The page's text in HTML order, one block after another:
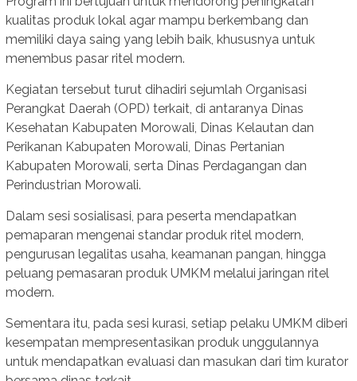
kualitas produk lokal agar mampu berkembang dan
memiliki daya saing yang lebih baik, khususnya untuk
menembus pasar ritel modern.
Kegiatan tersebut turut dihadiri sejumlah Organisasi
Perangkat Daerah (OPD) terkait, di antaranya Dinas
Kesehatan Kabupaten Morowali, Dinas Kelautan dan
Perikanan Kabupaten Morowali, Dinas Pertanian
Kabupaten Morowali, serta Dinas Perdagangan dan
Perindustrian Morowali.
Dalam sesi sosialisasi, para peserta mendapatkan
pemaparan mengenai standar produk ritel modern,
pengurusan legalitas usaha, keamanan pangan, hingga
peluang pemasaran produk UMKM melalui jaringan ritel
modern.
Sementara itu, pada sesi kurasi, setiap pelaku UMKM diberi
kesempatan mempresentasikan produk unggulannya
untuk mendapatkan evaluasi dan masukan dari tim kurator